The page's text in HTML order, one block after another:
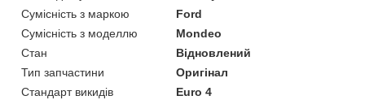
Сумісність з маркою
Ford
Сумісність з моделлю
Mondeo
Стан
Відновлений
Тип запчастини
Оригінал
Стандарт викидів
Euro 4